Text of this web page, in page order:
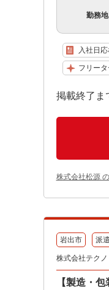
勤務地
入社日
フリー
掲載終了ま
株式会社松源
岩出市 派
株式会社テク
【製造・